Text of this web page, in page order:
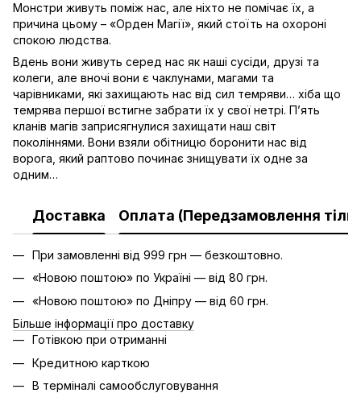
Монстри живуть поміж нас, але ніхто не помічає їх, а
причина цьому – «Орден Магії», який стоїть на охороні
спокою людства.
Вдень вони живуть серед нас як наші сусіди, друзі та
колеги, але вночі вони є чаклунами, магами та
чарівниками, які захищають нас від сил темряви… хіба що
темрява першої встигне забрати їх у свої нетрі. П’ять
кланів магів заприсягнулися захищати наш світ
поколіннями. Вони взяли обітницю боронити нас від
ворога, який раптово починає знищувати їх одне за
одним…
Доставка Оплата (Передзамовлення
При замовленні від 999 грн — безкоштовно.
«Новою поштою» по Україні — від 80 грн.
«Новою поштою» по Дніпру — від 60 грн.
Більше інформації про доставку
Готівкою при отриманні
Кредитною карткою
В терміналі самообслуговування